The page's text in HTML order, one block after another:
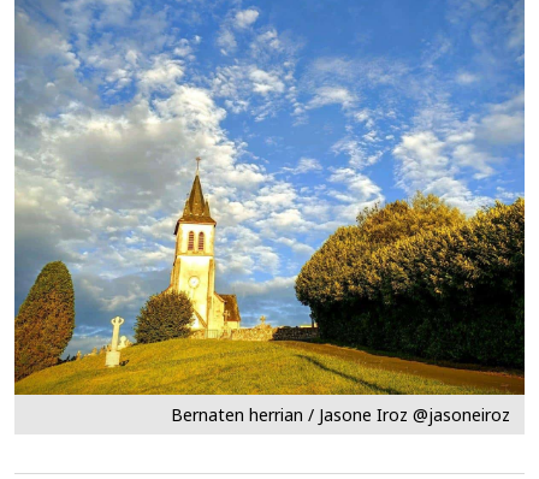
Bernaten herrian / Jasone Iroz @jasoneiroz